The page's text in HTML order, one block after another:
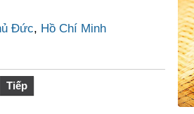
Đức, Hồ Chí Minh
Tiếp